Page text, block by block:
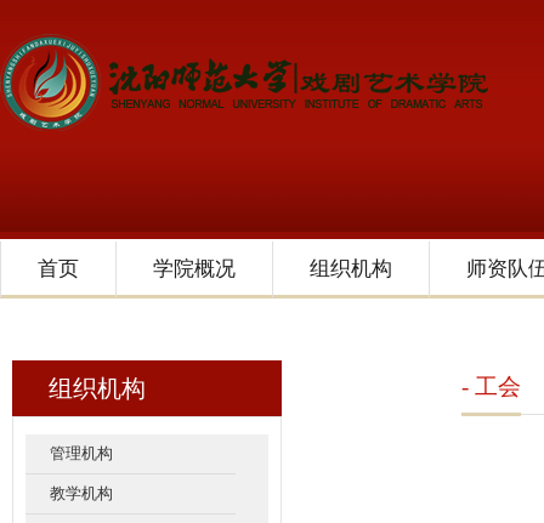
首页 学院概况 组织机构 师资队
组织机构
管理机构
教学机构
- 工会